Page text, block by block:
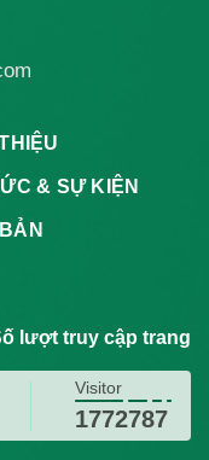
& SỰ KIỆN
lượt truy cập trang
Visitor
1772787